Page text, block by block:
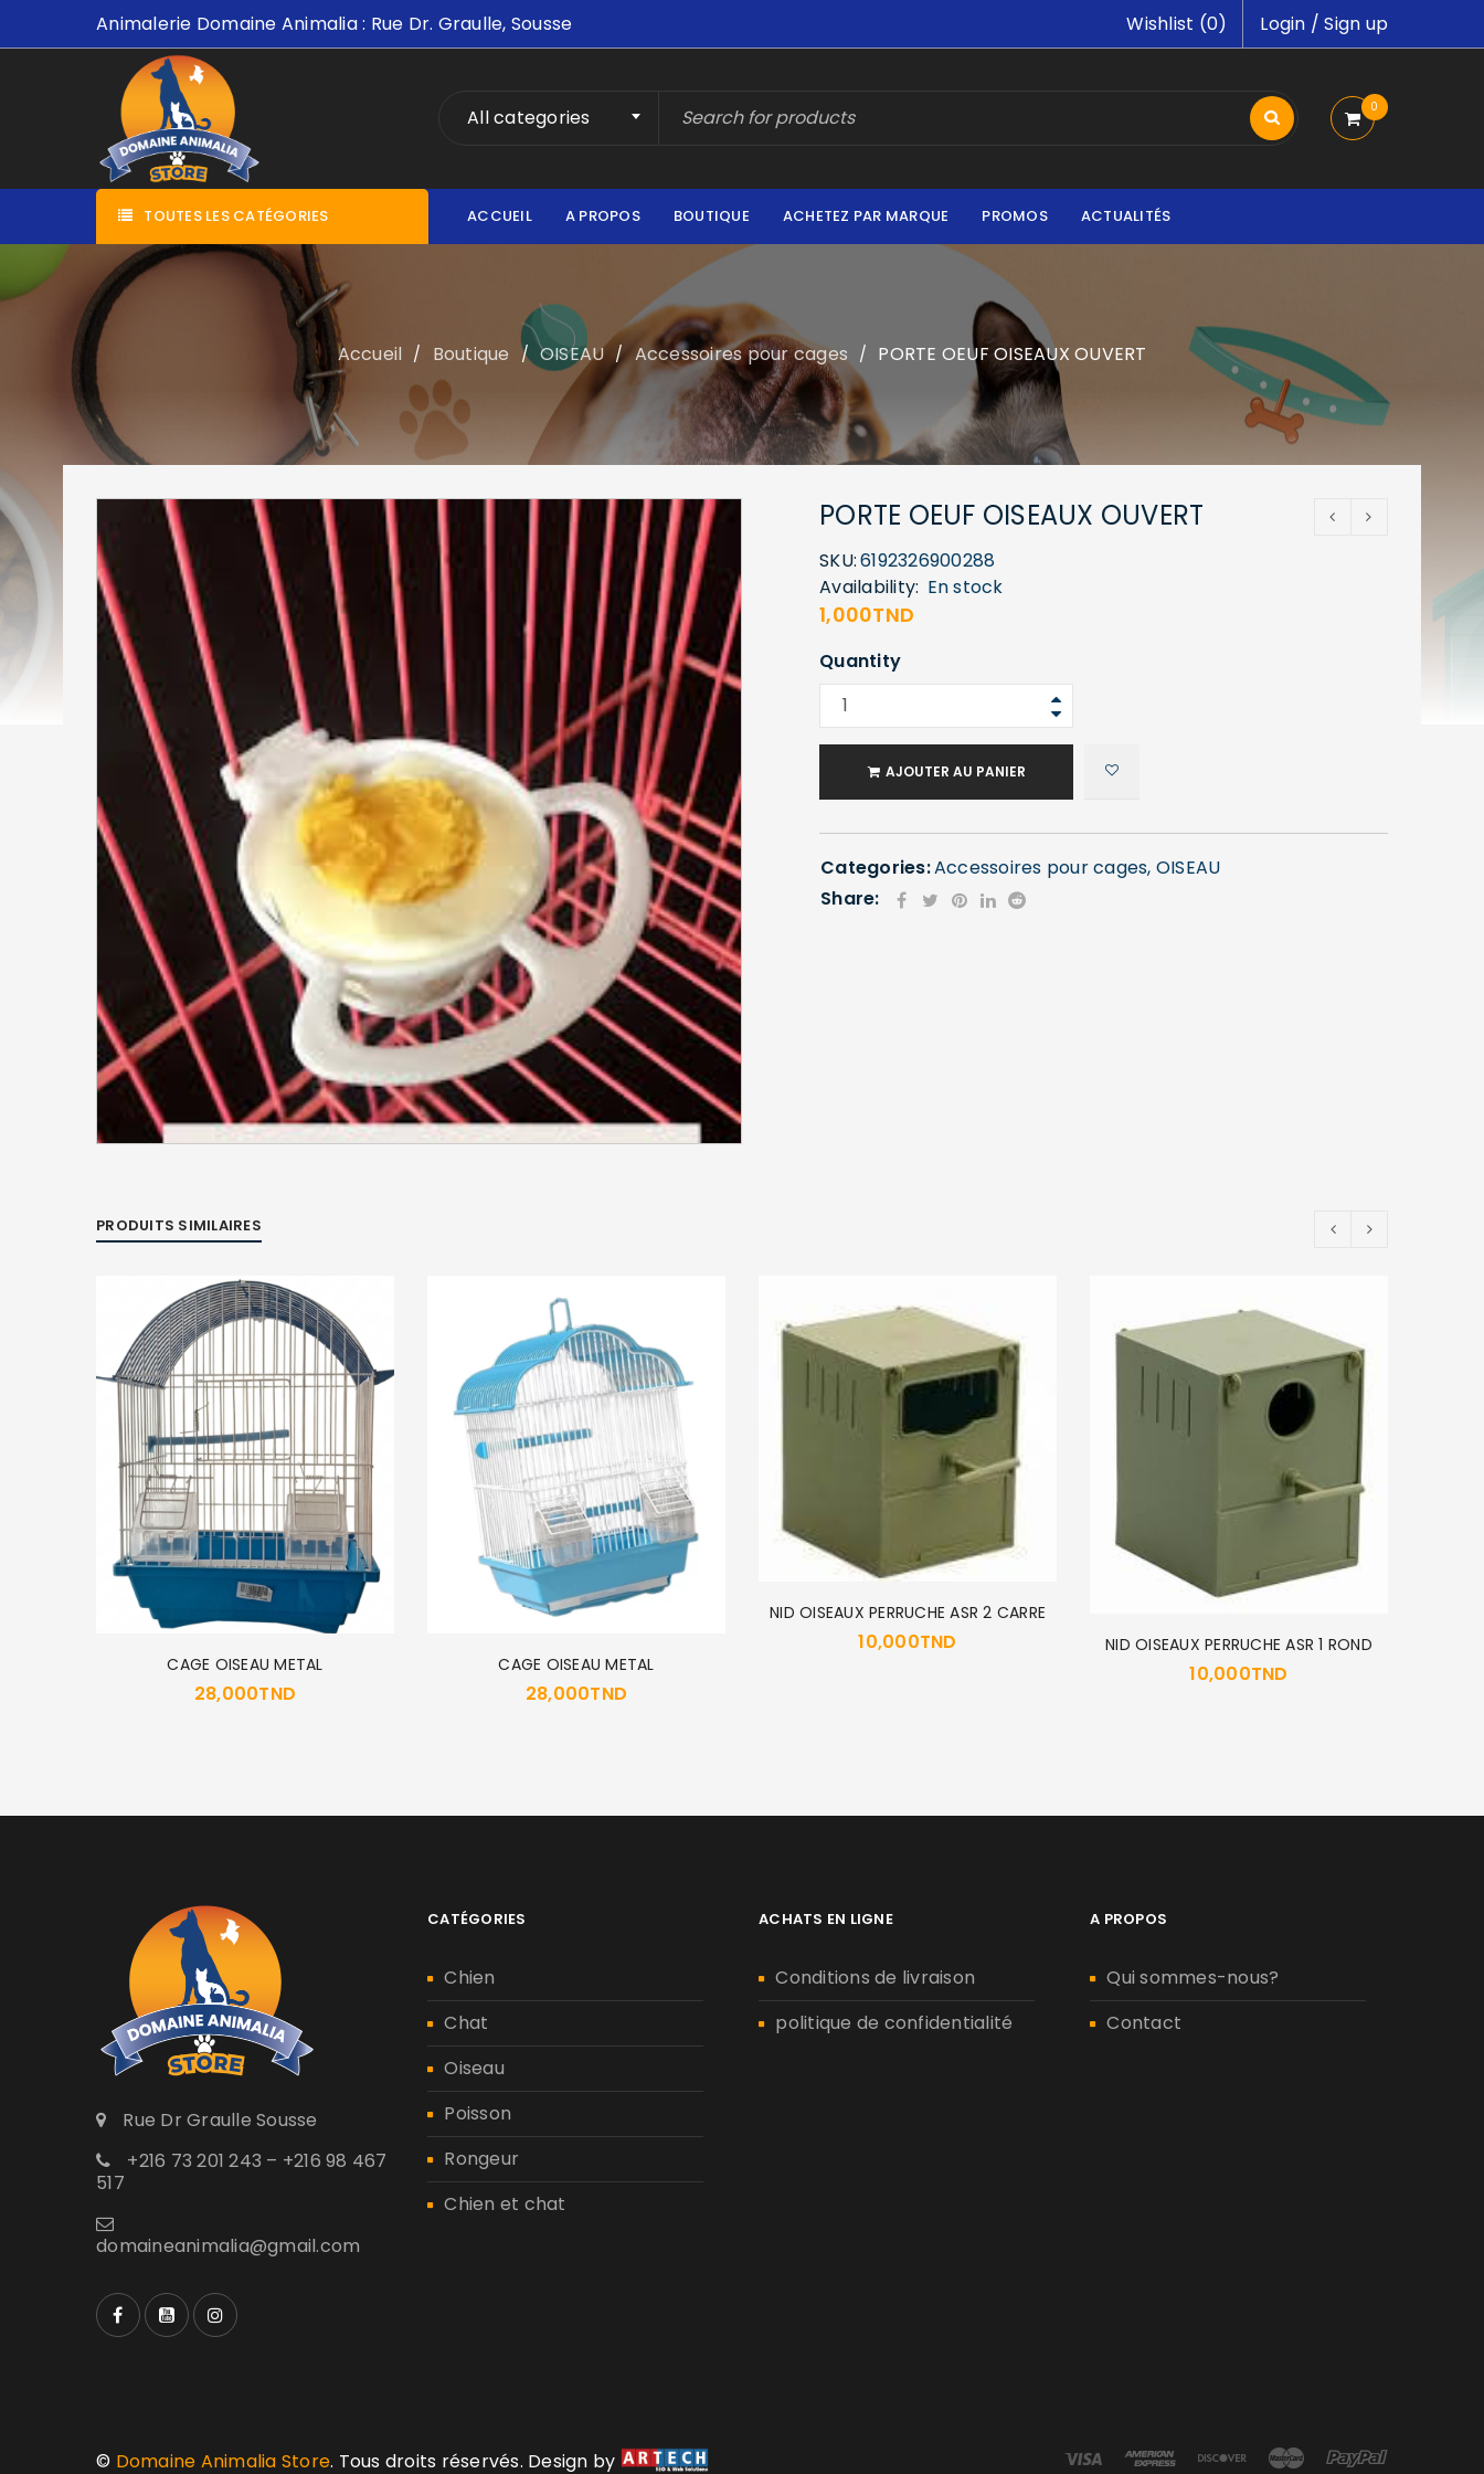
SE CONNECTER
Se souvenir de moi
SE CONNECTER
MOT DE PASSE PERDU ?
Animalerie Domaine Animalia : Rue Dr. Graulle, Sousse Login /Sign up
Wishlist (0)
All categories 0
TOUTES LES CATÉGORIES ACCUEIL A PROPOS BOUTIQUE ACHETEZ PAR MARQUE PROMOS ACTUALITÉS
Accueil / Boutique / OISEAU / Accessoires pour cages / PORTE OEUF OISEAUX OUVERT
PORTE OEUF OISEAUX OUVERT
SKU:6192326900288
Availability: En stock
1,000TND
Quantity
AJOUTER AU PANIER
Categories:Accessoires pour cages, OISEAU
Share:
PRODUITS SIMILAIRES
CAGE OISEAU METAL
28,000TND
CAGE OISEAU METAL
28,000TND
NID OISEAUX PERRUCHE ASR 2 CARRE
10,000TND NID OISEAUX PERRUCHE ASR 1 ROND
10,000TND
Rue Dr Graulle Sousse
+216 73 201 243 – +216 98 467
517
domaineanimalia@gmail.com
CATÉGORIES
Chien
Chat
Oiseau
Poisson
Rongeur
Chien et chat
ACHATS EN LIGNE
Conditions de livraison
politique de confidentialité
A PROPOS
Qui sommes-nous?
Contact
© Domaine Animalia Store. Tous droits réservés. Design by